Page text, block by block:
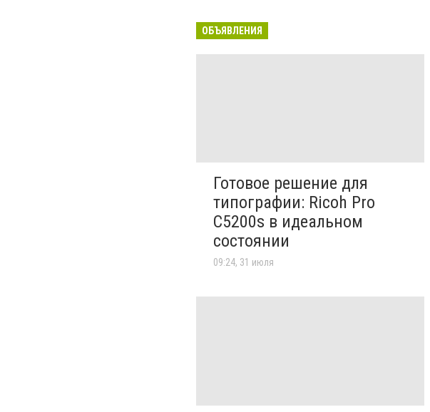
ОБЪЯВЛЕНИЯ
Готовое решение для
типографии: Ricoh Pro
C5200s в идеальном
состоянии
09:24, 31 июля